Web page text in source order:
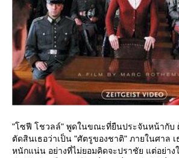
"โซฟี โชวลล์" พูดในขณะที่ยืนประจันหน้ากับ
ตัดสินเธอว่าเป็น "ศัตรูของชาติ" ภายในศาล เ
หนักแน่น อย่างที่ไม่ยอมคิดจะปราชัย แต่อย่าง